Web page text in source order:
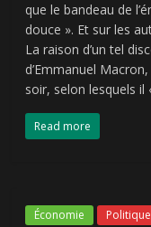
que le bandeau de
douce ». Et sur les
La raison d’un tel
d’Emmanuel
soir, selon lesquels il
Read more
Économie Politique